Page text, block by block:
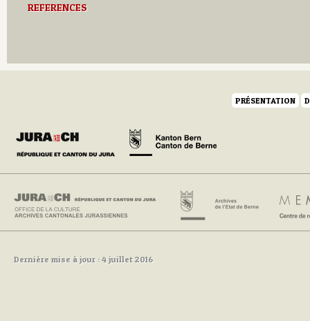
REFERENCES
PRÉSENTATION
Dernière mise à jour : 4 juillet 2016